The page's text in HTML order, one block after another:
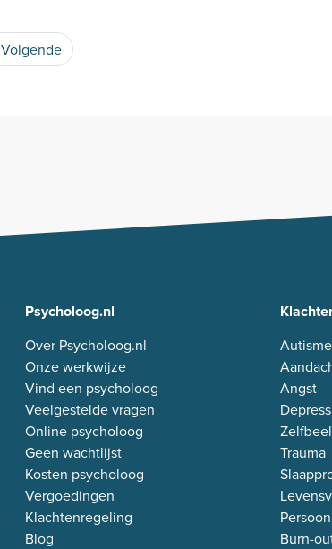
Volgende
Psycholoog.nl
Over Psycholoog.nl
Onze werkwijze
Vind een psycholoog
Veelgestelde vragen
Online psycholoog
Geen wachtlijst
Kosten psycholoog
Vergoedingen
Klachtenregeling
Blog
Autisme
Angst
Trauma
Burn-